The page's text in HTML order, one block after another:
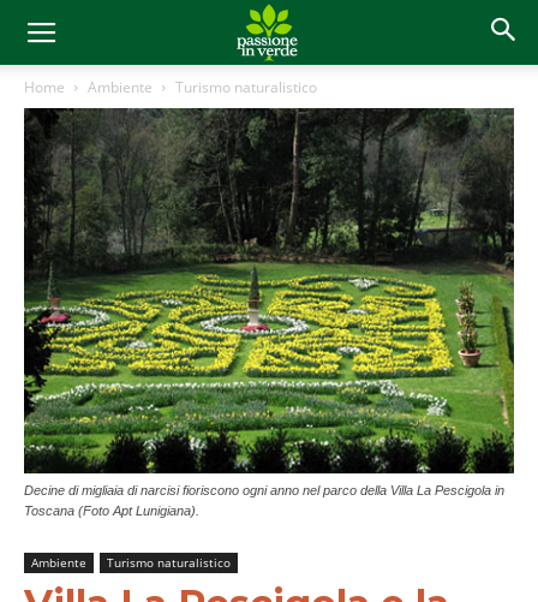
Home Ambiente Turismo naturalistico
Decine di migliaia di narcisi fioriscono ogni anno nel parco della Villa La Pescigola in
Toscana (Foto Apt Lunigiana).
Ambiente Turismo naturalistico